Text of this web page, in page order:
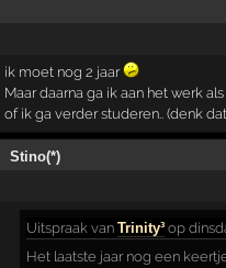
ik moet nog 2 jaar
Maar daarna ga ik aan het werk
of ik ga verder studeren.. (denk
Stino(*)
Uitspraak vanTrinity³ op
Het laatste jaar nog een